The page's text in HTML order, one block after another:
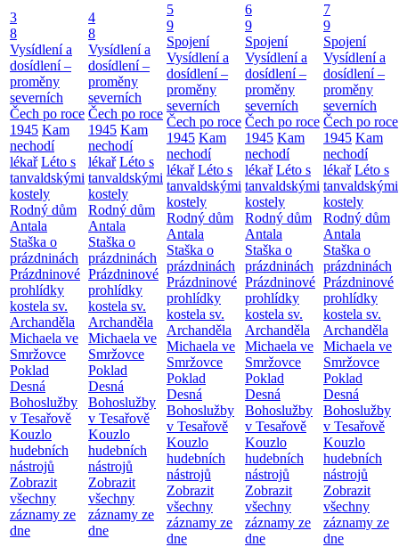
3
8
Vysídlení a
dosídlení –
proměny
severních
Čech po roce
1945 Kam
nechodí
lékař Léto s
tanvaldskými
kostely
Rodný dům
Antala
Staška o
prázdninách
Prázdninové
prohlídky
kostela sv.
Archanděla
Michaela ve
Smržovce
Poklad
Desná
Bohoslužby
v Tesařově
Kouzlo
hudebních
nástrojů
Zobrazit
všechny
záznamy ze
dne
4
8
Vysídlení a
dosídlení –
proměny
severních
Čech po roce
1945 Kam
nechodí
lékař Léto s
tanvaldskými
kostely
Rodný dům
Antala
Staška o
prázdninách
Prázdninové
prohlídky
kostela sv.
Archanděla
Michaela ve
Smržovce
Poklad
Desná
Bohoslužby
v Tesařově
Kouzlo
hudebních
nástrojů
Zobrazit
všechny
záznamy ze
dne
5
9
Spojení
Vysídlení a
dosídlení –
proměny
severních
Čech po roce
1945 Kam
nechodí
lékař Léto s
tanvaldskými
kostely
Rodný dům
Antala
Staška o
prázdninách
Prázdninové
prohlídky
kostela sv.
Archanděla
Michaela ve
Smržovce
Poklad
Desná
Bohoslužby
v Tesařově
Kouzlo
hudebních
nástrojů
Zobrazit
všechny
záznamy ze
dne
6
9
Spojení
Vysídlení a
dosídlení –
proměny
severních
Čech po roce
1945 Kam
nechodí
lékař Léto s
tanvaldskými
kostely
Rodný dům
Antala
Staška o
prázdninách
Prázdninové
prohlídky
kostela sv.
Archanděla
Michaela ve
Smržovce
Poklad
Desná
Bohoslužby
v Tesařově
Kouzlo
hudebních
nástrojů
Zobrazit
všechny
záznamy ze
dne
7
9
Spojení
Vysídlení a
dosídlení –
proměny
severních
Čech po roce
1945 Kam
nechodí
lékař Léto s
tanvaldskými
kostely
Rodný dům
Antala
Staška o
prázdninách
Prázdninové
prohlídky
kostela sv.
Archanděla
Michaela ve
Smržovce
Poklad
Desná
Bohoslužby
v Tesařově
Kouzlo
hudebních
nástrojů
Zobrazit
všechny
záznamy ze
dne